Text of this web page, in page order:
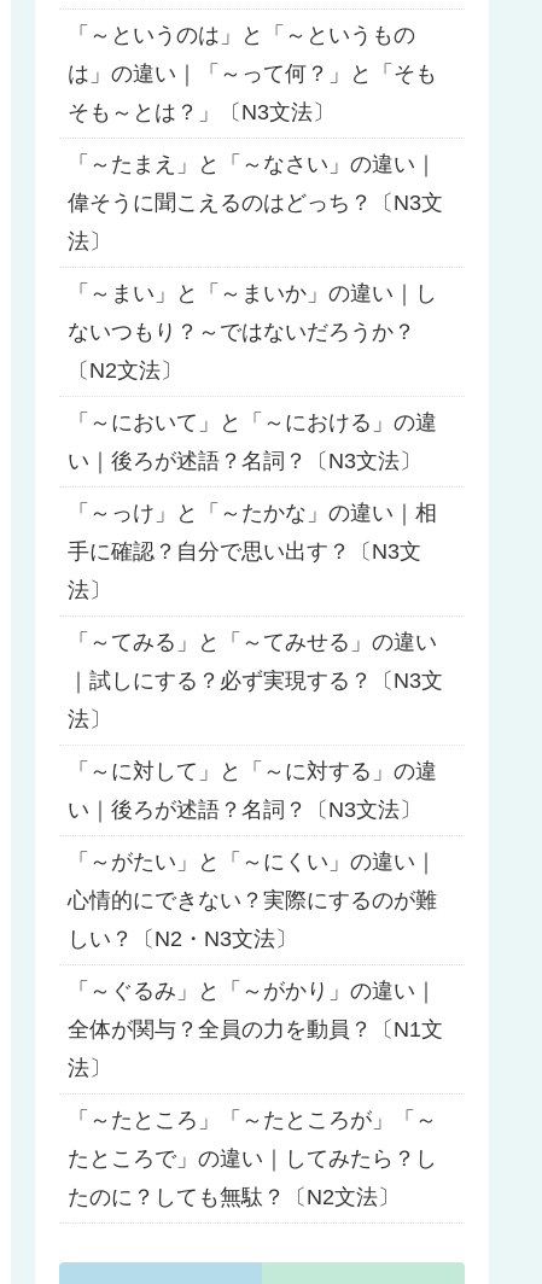
「～というのは」と「～というもの
は」の違い｜「～って何？」と「そも
そも～とは？」〔N3文法〕
「～たまえ」と「～なさい」の違い｜
偉そうに聞こえるのはどっち？〔N3文
法〕
「～まい」と「～まいか」の違い｜し
ないつもり？～ではないだろうか？
〔N2文法〕
「～において」と「～における」の違
い｜後ろが述語？名詞？〔N3文法〕
「～っけ」と「～たかな」の違い｜相
手に確認？自分で思い出す？〔N3文
法〕
「～てみる」と「～てみせる」の違い
｜試しにする？必ず実現する？〔N3文
法〕
「～に対して」と「～に対する」の違
い｜後ろが述語？名詞？〔N3文法〕
「～がたい」と「～にくい」の違い｜
心情的にできない？実際にするのが難
しい？〔N2・N3文法〕
「～ぐるみ」と「～がかり」の違い｜
全体が関与？全員の力を動員？〔N1文
法〕
「～たところ」「～たところが」「～
たところで」の違い｜してみたら？し
たのに？しても無駄？〔N2文法〕